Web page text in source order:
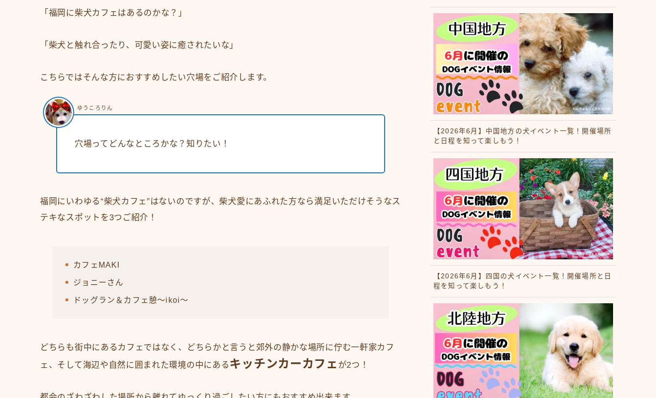
「福岡に柴犬カフェはあるのかな？」
「柴犬と触れ合ったり、可愛い姿に癒されたいな」
こちらではそんな方におすすめしたい穴場をご紹介します。
穴場ってどんなところかな？知りたい！
ゆうころりん
福岡にいわゆる“柴犬カフェ”はないのですが、柴犬愛にあふれた方なら満足いただけそうなス
テキなスポットを3つご紹介！
カフェMAKI
ジョニーさん
ドッグラン＆カフェ憩〜ikoi〜
どちらも街中にあるカフェではなく、どちらかと言うと郊外の静かな場所に佇む一軒家カフ
ェ、そして海辺や自然に囲まれた環境の中にある キッチンカーカフェ が2つ！
【2026年6月】中国地方の犬イベント一覧！開催場所
と日程を知って楽しもう！
【2026年6月】四国の犬イベント一覧！開催場所と日
程を知って楽しもう！